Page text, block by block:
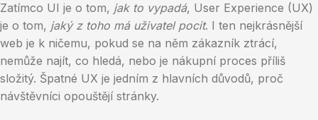
Zatímco UI je o tom, jak to vypadá, User Experience (UX)
je o tom, jaký z toho má uživatel pocit. I ten nejkrásnější
web je k ničemu, pokud se na něm zákazník ztrácí,
nemůže najít, co hledá, nebo je nákupní proces příliš
složitý. Špatné UX je jedním z hlavních důvodů, proč
návštěvníci opouštějí stránky.